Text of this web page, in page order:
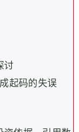
讨
起码的失误